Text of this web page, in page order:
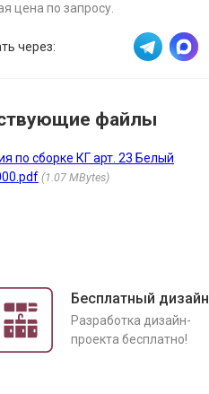
цена по запросу.
через:
файлы
по сборке КГ арт. 23 Белый
1.07 MBytes
Бесплатный дизайн
Разработка дизайн-
проекта бесплатно!